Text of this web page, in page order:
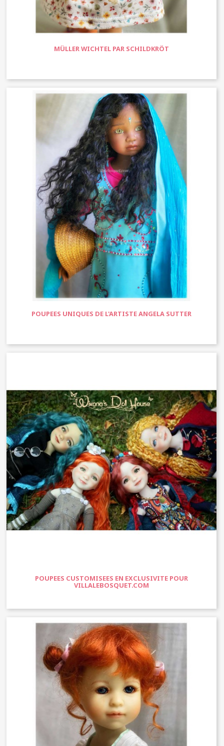
MÜLLER WICHTEL PAR SCHILDKRÖT
POUPEES UNIQUES DE L'ARTISTE ANGELA SUTTER
POUPEES CUSTOMISEES EN EXCLUSIVITE POUR
VILLALEBOSQUET.COM